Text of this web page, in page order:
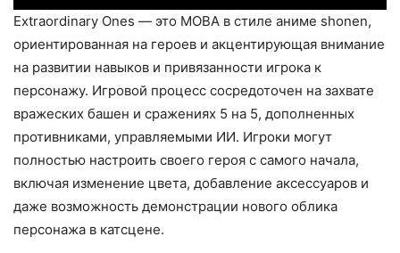
Extraordinary Ones — это MOBA в стиле аниме shonen,
ориентированная на героев и акцентирующая внимание
на развитии навыков и привязанности игрока к
персонажу. Игровой процесс сосредоточен на захвате
вражеских башен и сражениях 5 на 5, дополненных
противниками, управляемыми ИИ. Игроки могут
полностью настроить своего героя с самого начала,
включая изменение цвета, добавление аксессуаров и
даже возможность демонстрации нового облика
персонажа в катсцене.